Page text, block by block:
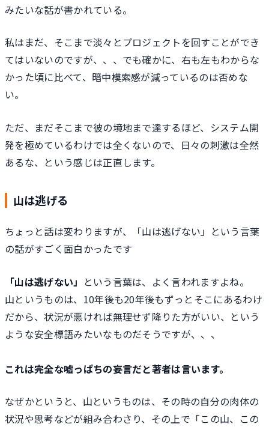
みたいな話が書かれている。
私はまだ、そこまで淡々とプロジェクトを回すことができ
てはいないのですが、、、でも確かに、右も左もわからな
かった頃に比べて、暗中模索感が減っているのは否めな
い。
ただ、まだそこまで彼の境地まで達するほど、システム開
発を極めているわけでは全くないので、日々の刺激は全然
あるな、という感じは正直します。
山は逃げる
ちょっと話は変わりますが、「山は逃げない」という言葉
の話がすごく面白かったです
「山は逃げない」 という言葉は、よく言われますよね。
山というものは、10年後も20年後もずっとそこにあるわけ
だから、状況が悪ければ無理せず降りた方がいい、という
ような安全標語みたいなものだそうですが、、、
これは完全な嘘っぱちの妄言だと著者は言います。
なぜかというと、山というものは、その時の自分の肉体の
状況や思考などが組み合わさり、その上で「この山、この